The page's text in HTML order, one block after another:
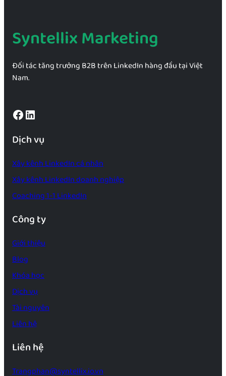
Syntellix Marketing
Đối tác tăng trưởng B2B trên LinkedIn hàng đầu tại Việt
Nam.
Facebook LinkedIn
Dịch vụ
Xây kênh LinkedIn cá nhân
Xây kênh LinkedIn doanh nghiệp
Coaching 1-1 LinkedIn
Công ty
Giới thiệu
Blog
Khóa học
Dịch vụ
Tài nguyên
Liên hệ
Liên hệ
Trangphan@syntellix.io.vn